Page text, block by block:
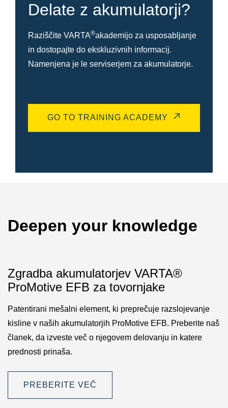
Delate z akumulatorji?
Raziščite VARTA®akademijo za usposabljanje
in dostopajte do ekskluzivnih informacij.
Namenjena je le serviserjem za akumulatorje.
GO TO TRAINING ACADEMY
Deepen your knowledge
Zgradba akumulatorjev VARTA®
ProMotive EFB za tovornjake
Patentirani mešalni element, ki preprečuje razslojevanje
kisline v naših akumulatorjih ProMotive EFB. Preberite naš
članek, da izveste več o njegovem delovanju in katere
prednosti prinaša.
PREBERITE VEČ